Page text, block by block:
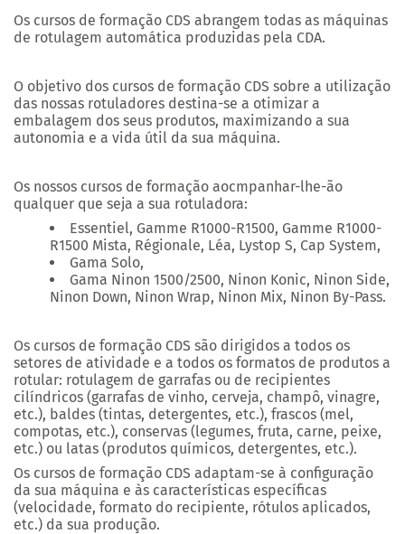
Os cursos de formação CDS abrangem todas as máquinas
de rotulagem automática produzidas pela CDA.
O objetivo dos cursos de formação CDS sobre a utilização
das nossas rotuladores destina-se a otimizar a
embalagem dos seus produtos, maximizando a sua
autonomia e a vida útil da sua máquina.
Os nossos cursos de formação aocmpanhar-lhe-ão
qualquer que seja a sua rotuladora:
Essentiel, Gamme R1000-R1500, Gamme R1000-
R1500 Mista, Régionale, Léa, Lystop S, Cap System,
Gama Solo,
Gama Ninon 1500/2500, Ninon Konic, Ninon Side,
Ninon Down, Ninon Wrap, Ninon Mix, Ninon By-Pass.
Os cursos de formação CDS são dirigidos a todos os
setores de atividade e a todos os formatos de produtos a
rotular: rotulagem de garrafas ou de recipientes
cilíndricos (garrafas de vinho, cerveja, champô, vinagre,
etc.), baldes (tintas, detergentes, etc.), frascos (mel,
compotas, etc.), conservas (legumes, fruta, carne, peixe,
etc.) ou latas (produtos químicos, detergentes, etc.).
Os cursos de formação CDS adaptam-se à configuração
da sua máquina e às características específicas
(velocidade, formato do recipiente, rótulos aplicados,
etc.) da sua produção.